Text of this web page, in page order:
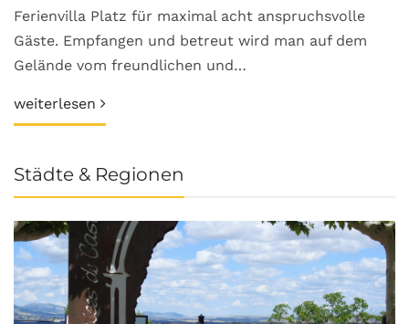
Ferienvilla Platz für maximal acht anspruchsvolle
Gäste. Empfangen und betreut wird man auf dem
Gelände vom freundlichen und…
weiterlesen
Städte & Regionen